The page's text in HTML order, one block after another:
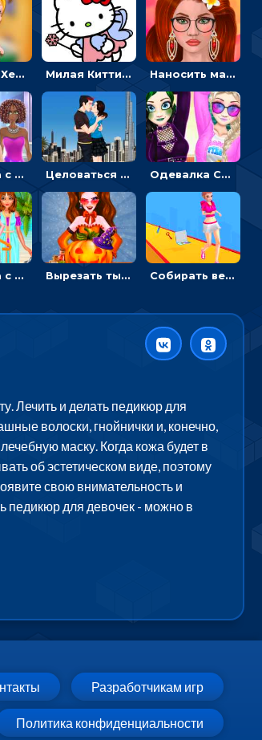
Малышка Хейзел заболела ветрянкой: вызывать доктора и лечить Милая Китти для девочек: поиск отличий на картинках Наносить макияж и делать прическу для корейской принцессы
Одевалка с разными стилями: переодевать, красить и выигрывать конкурс красоты Целоваться или отвлекать прохожих от пары - гиперказуальные Одевалка Сражение для девочек-принцесс: софт против гранжа
Одевалка с принцессами на пляже Вырезать тыкву и одевать Харли Квинн - одевалка с карвингом Собирать вещи и преображать девочку, чтобы покорить парня – гиперказуалка
Лечить и делать педикюр для
волоски, гнойнички и, конечно,
маску. Когда кожа будет в
об эстетическом виде, поэтому
свою внимательность и
педикюр для девочек - можно в
Разработчикам игр
Политика конфиденциальности